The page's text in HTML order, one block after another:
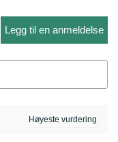
Legg til en anmeldelse